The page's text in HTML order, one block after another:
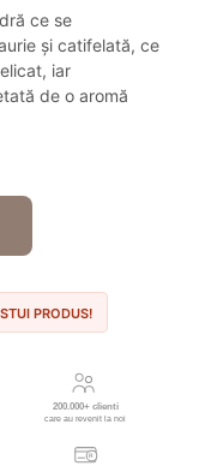
lei.
ce se
și catifelată, ce
iar
de o aromă
PRODUS!